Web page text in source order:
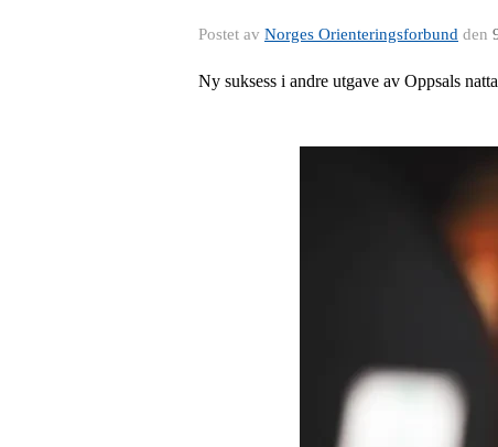
Postet av Norges Orienteringsforbund den
Ny suksess i andre utgave av Oppsals